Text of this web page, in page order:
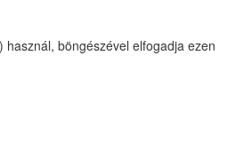
használ, böngészével elfogadja ezen